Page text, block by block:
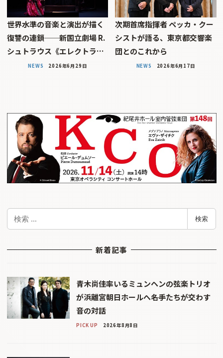
世界水準の音楽と演出が描く
復讐の連鎖──新国立劇場 R.
シュトラウス《エレクトラ…
NEWS 2026年6月29日
次期首席指揮者 ペッカ・クー
シストが語る、東京都交響楽
団とのこれから
NEWS 2026年6月17日
検索
新着記事
青木尚佳率いるミュンヘンの弦楽トリオ
が浜離宮朝日ホールへ――名手たちが交わす
音の対話
PICK UP 2026年8月8日